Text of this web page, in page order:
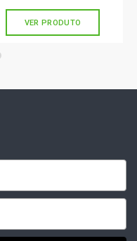
VER PRODUTO